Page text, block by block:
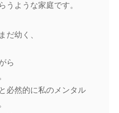
うような家庭です。
だ幼く、
ら
必然的に私のメンタル